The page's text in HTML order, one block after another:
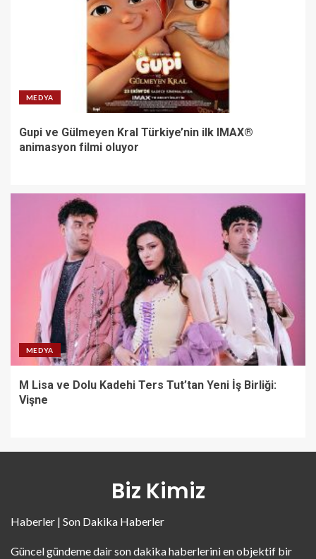
MEDYA
Gupi ve Gülmeyen Kral Türkiye’nin ilk IMAX®
animasyon filmi oluyor
MEDYA
M Lisa ve Dolu Kadehi Ters Tut’tan Yeni İş Birliği:
Vişne
Biz Kimiz
Haberler | Son Dakika Haberler
Güncel gündeme dair son dakika haberlerini en objektif bir